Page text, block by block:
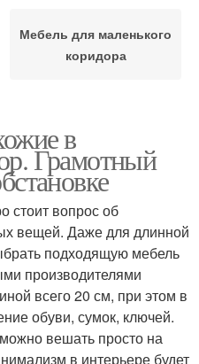
Мебель для маленького
коридора
в
Грамотный
стоит вопрос об
вещей. Даже для длинной
подходящую мебель
производителями
всего 20 см, при этом в
обуви, сумок, ключей.
вешать просто на
в интерьере будет